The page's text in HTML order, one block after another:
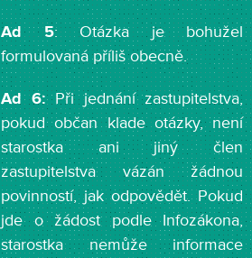
Ad 5: Otázka je bohužel
formulovaná příliš obecně.
Ad 6:Při jednání zastupitelstva,
pokud občan klade otázky, není
starostka ani jiný člen
zastupitelstva vázán žádnou
povinností, jak odpovědět. Pokud
jde o žádost podle Infozákona,
starostka nemůže informace